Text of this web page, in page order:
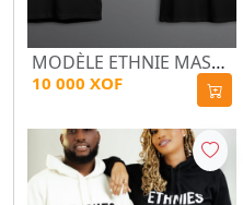
MODÈLE ETHNIE MASQUE NOIR/BLANC
10 000 XOF